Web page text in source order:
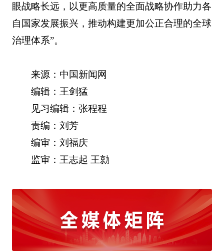
眼战略长远，以更高质量的全面战略协作助力各
自国家发展振兴，推动构建更加公正合理的全球
治理体系”。
来源：中国新闻网
编辑：王剑猛
见习编辑：张程程
责编：刘芳
编审：刘福庆
监审：王志起 王勍